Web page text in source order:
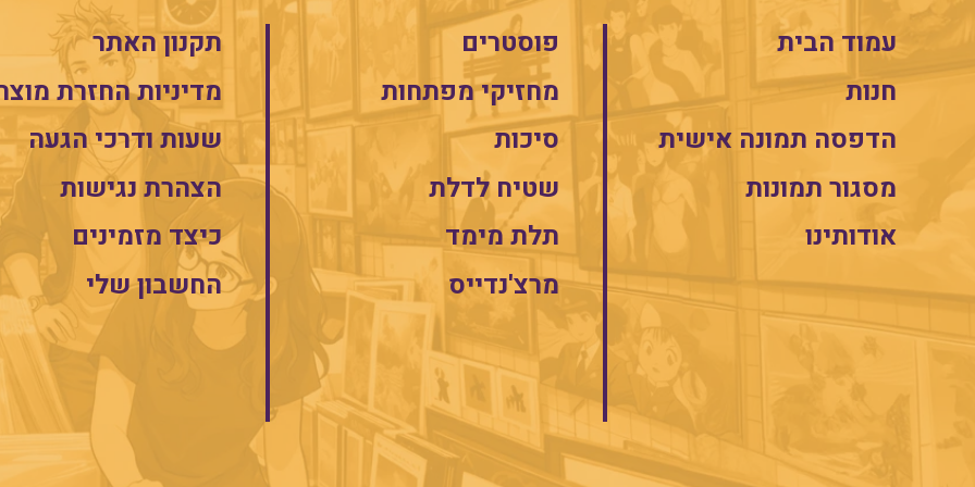
עמוד הבית
חנות
הדפסה תמונה אישית
מסגור תמונות
אודותינו
פוסטרים
מחזיקי מפתחות
סיכות
שטיח לדלת
תלת מימד
מרצ'נדייס
תקנון האתר
מדיניות החזרת
שעות ודרכי הגעה
הצהרת נגישות
כיצד מזמינים
החשבון שלי